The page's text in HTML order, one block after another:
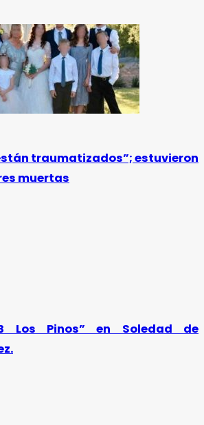
traumatizados”; estuvieron
muertas
Los Pinos” en Soledad de